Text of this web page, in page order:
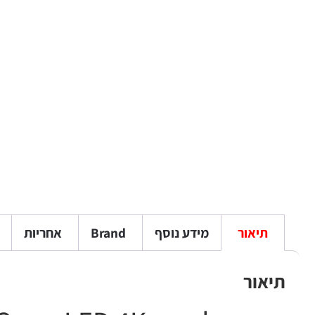
תיאור מידע נוסף Brand אחריות
תיאור